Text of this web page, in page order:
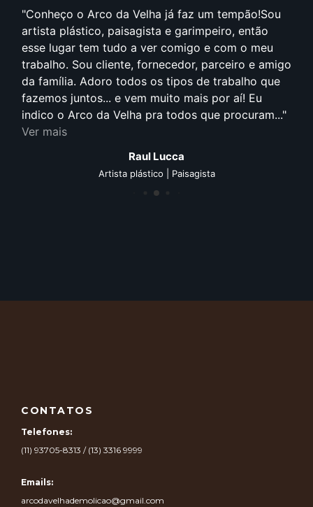
Conheço o Arco da Velha já faz um tempão!Sou
artista plástico, paisagista e garimpeiro, então
esse lugar tem tudo a ver comigo e com o meu
trabalho. Sou cliente, fornecedor, parceiro e amigo
da família. Adoro todos os tipos de trabalho que
fazemos juntos... e vem muito mais por aí! Eu
indico o Arco da Velha pra todos que procuram...
Ver mais
Raul Lucca
Artista plástico | Paisagista
CONTATOS
Telefones:
(11) 93705-8313 / (13) 3316 9999
Emails:
arcodavelhademolicao@gmail.com